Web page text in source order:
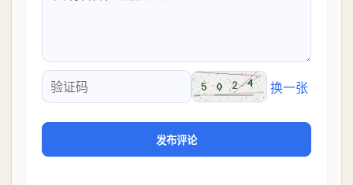
验证码
换一张
发布评论